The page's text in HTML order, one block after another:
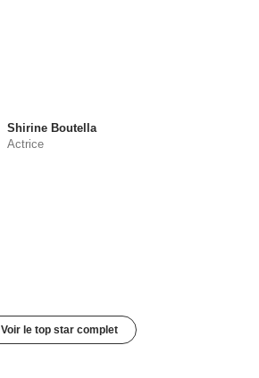
Shirine Boutella
Actrice
Voir le top star complet